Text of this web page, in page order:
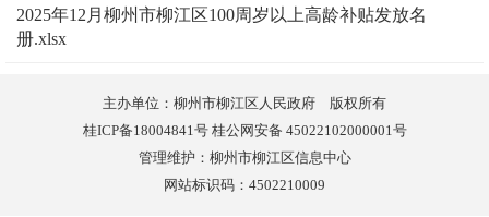
2025年12月柳州市柳江区100周岁以上高龄补贴发放名
册.xlsx
主办单位：柳州市柳江区人民政府 版权所有
桂ICP备18004841号 桂公网安备 45022102000001号
管理维护：柳州市柳江区信息中心
网站标识码：4502210009